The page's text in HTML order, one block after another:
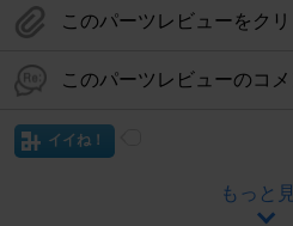
このパーツレビューをク
このパーツレビューのコ
イイね！
もっと